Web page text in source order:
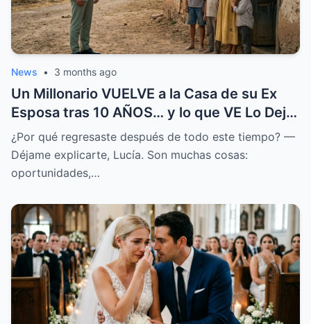
News • 3 months ago
Un Millonario VUELVE a la Casa de su Ex
Esposa tras 10 AÑOS… y lo que VE Lo Deja
en SHOCK
¿Por qué regresaste después de todo este tiempo? —
Déjame explicarte, Lucía. Son muchas cosas:
oportunidades,…